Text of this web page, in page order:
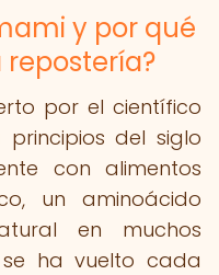
y por qué
por el científico
del siglo
con alimentos
un aminoácido
en muchos
se ha vuelto cada